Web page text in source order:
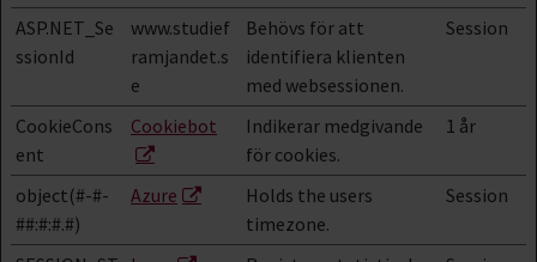
ASP.NET_Se
ssionId
www.studief
ramjandet.s
e
Behövs för att
identifiera klienten
med websessionen.
Session
CookieCons
ent
Cookiebot
Indikerar medgivande
för cookies.
1 år
object(#-#-
##:#:#.#)
Azure
Holds the users
timezone.
Session